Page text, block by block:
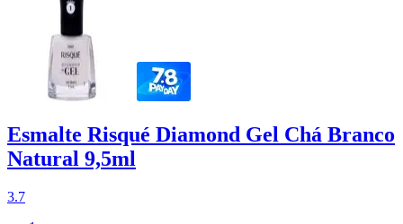
Esmalte Risqué Diamond Gel Chá Branco
Natural 9,5ml
3.7